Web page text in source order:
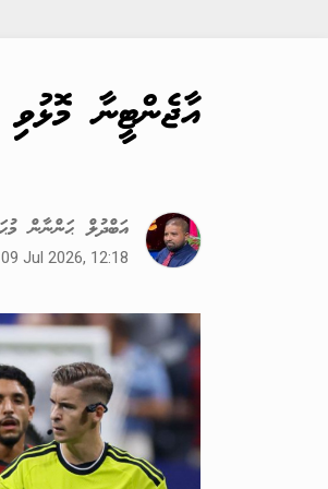
އާޖެންޓީނާ
އަބްދުލް ޙަންނާން
09 Jul 2026, 12:18